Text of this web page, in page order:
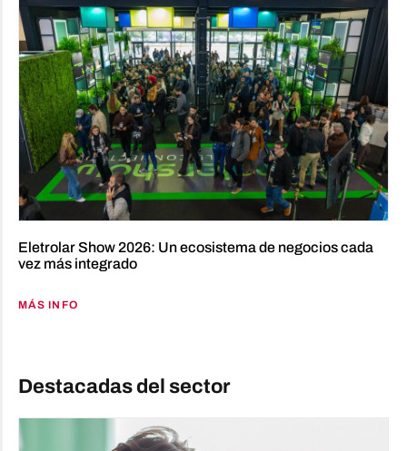
Eletrolar Show 2026: Un ecosistema de negocios cada
vez más integrado
MÁS INFO
Destacadas del sector